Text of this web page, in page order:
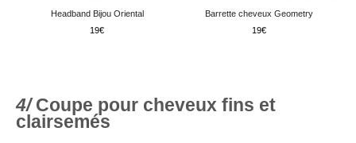
Headband Bijou Oriental
19
Barrette cheveux Geometry
19
Coupe pour cheveux fins et
clairsemés